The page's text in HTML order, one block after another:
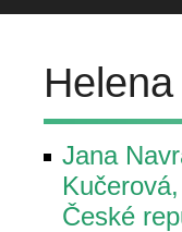
Jana
České